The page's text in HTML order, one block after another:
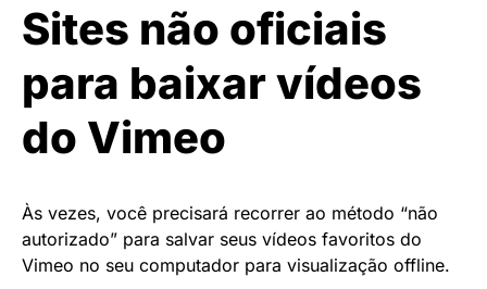
Sites não oficiais
para baixar vídeos
do Vimeo
Às vezes, você precisará recorrer ao método “não
autorizado” para salvar seus vídeos favoritos do
Vimeo no seu computador para visualização offline.